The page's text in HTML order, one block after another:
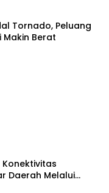
Tornado, Peluang
Makin Berat
Konektivitas
Daerah Melalui